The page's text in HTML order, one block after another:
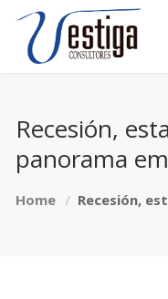
Recesión,
panorama
Home Recesión,